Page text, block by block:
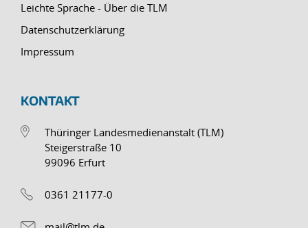
Leichte Sprache - Über die TLM
Datenschutzerklärung
Impressum
KONTAKT
Thüringer Landesmedienanstalt (TLM)
Steigerstraße 10
99096 Erfurt
0361 21177-0